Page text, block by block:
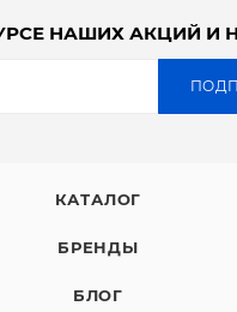
НАШИХ АКЦИЙ И
КАТАЛОГ
БРЕНДЫ
БЛОГ